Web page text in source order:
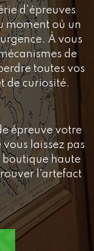
d'épreuves
moment où un
À vous
de
toutes vos
de curiosité.
épreuve votre
laissez pas
boutique haute
l'artefact